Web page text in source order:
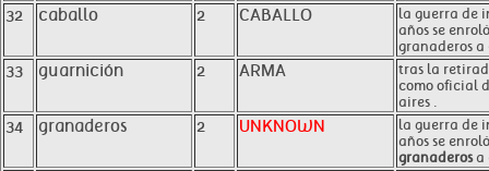
32 caballo 2 CABALLO
la guerra de
años se
granaderos a
33 guarnición 2 ARMA
tras la
como oficial
aires .
34 granaderos 2 UNKNOWN
la guerra de
años se
granaderosa